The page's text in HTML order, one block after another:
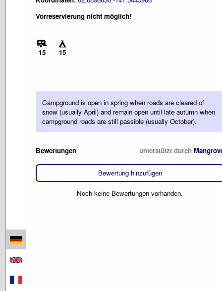
Vorreservierung nicht möglich!
15 15
Campground is open in spring when roads are cleared of
snow (usually April) and remain open until late autumn when
campground roads are still passible (usually October).
Bewertungen unterstützt durch
Bewertung hinzufügen
Noch keine Bewertungen vorhanden.